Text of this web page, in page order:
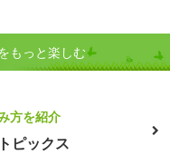
もっと楽しむ
方を紹介
ピックス